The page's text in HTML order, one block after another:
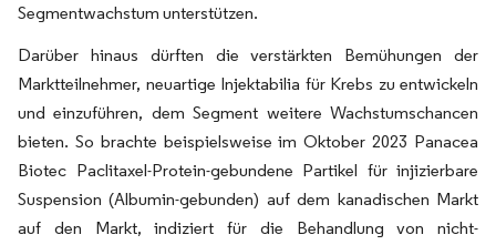
Segmentwachstum unterstützen.
Darüber hinaus dürften die verstärkten Bemühungen der
Marktteilnehmer, neuartige Injektabilia für Krebs zu entwickeln
und einzuführen, dem Segment weitere Wachstumschancen
bieten. So brachte beispielsweise im Oktober 2023 Panacea
Biotec Paclitaxel-Protein-gebundene Partikel für injizierbare
Suspension (Albumin-gebunden) auf dem kanadischen Markt
auf den Markt, indiziert für die Behandlung von nicht-